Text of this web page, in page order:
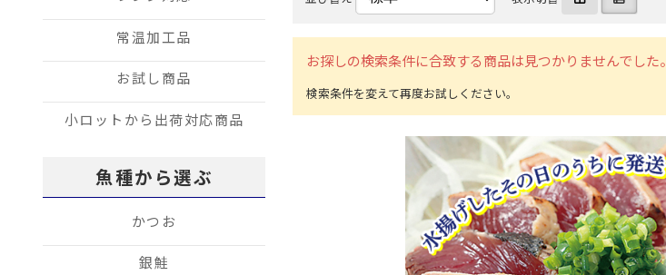
お探しの検索条件に合致する商品は見つかりませんでした。
常温加工品
お試し商品
小ロットから出荷対応商品
魚種から選ぶ
かつお
銀鮭